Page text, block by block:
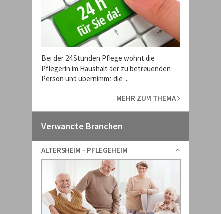
Bei der 24 Stunden Pflege wohnt die
Pflegerin im Haushalt der zu betreuenden
Person und übernimmt die ...
MEHR ZUM THEMA
Verwandte Branchen
ALTERSHEIM - PFLEGEHEIM